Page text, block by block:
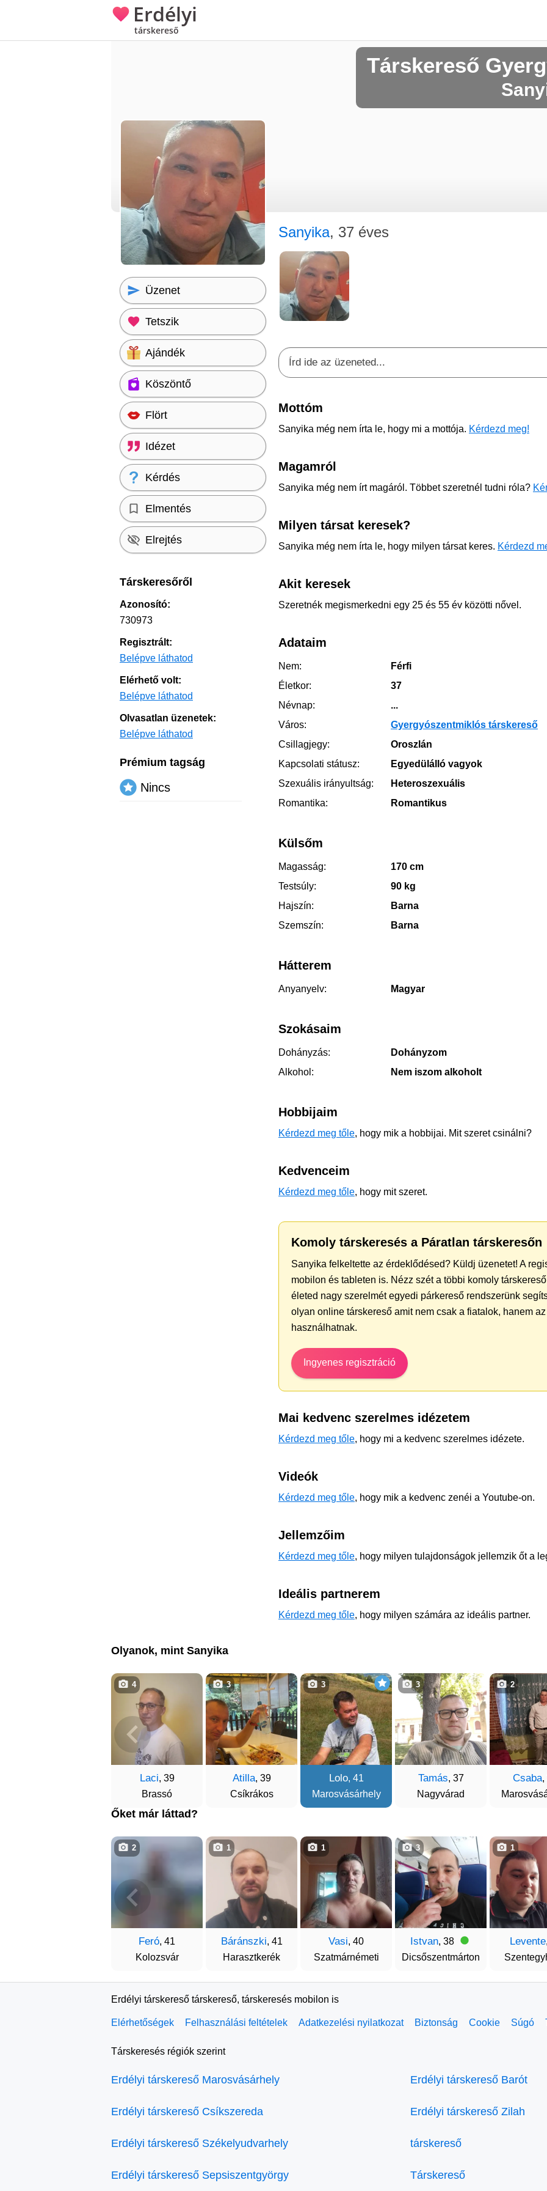
Erdélyi
társkereső
Társkereső
Sanyika, 37 éves
Mottóm
Sanyika még nem írta le, hogy mi a mottója. Kérdezd meg!
Magamról
Sanyika még nem írt magáról. Többet szeretnél tudni róla?
Milyen társat keresek?
Sanyika még nem írta le, hogy milyen társat keres. Kérdezd
Akit keresek
Szeretnék megismerkedni egy 25 és 55 év közötti nővel.
Adataim
Nem:
Férfi
Életkor:
37
Névnap:
...
Város:
Gyergyószentmiklós társkereső
Csillagjegy:
Oroszlán
Kapcsolati státusz:
Egyedülálló vagyok
Szexuális irányultság:
Heteroszexuális
Romantika:
Romantikus
Külsőm
Magasság:
170 cm
Testsúly:
90 kg
Hajszín:
Barna
Szemszín:
Barna
Hátterem
Anyanyelv: Magyar
Szokásaim
Dohányzás:
Dohányzom
Alkohol:
Nem iszom alkoholt
Hobbijaim
Kérdezd meg tőle, hogy mik a hobbijai. Mit szeret csinálni?
Kedvenceim
Kérdezd meg tőle, hogy mit szeret.
Komoly társkeresés a Páratlan társkeresőn
Sanyika felkeltette az érdeklődésed? Küldj üzenetet! A
mobilon és tableten is. Nézz szét a többi komoly
életed nagy szerelmét egyedi párkereső rendszerünk
olyan online társkereső amit nem csak a fiatalok, hanem
használhatnak.
Ingyenes regisztráció
Mai kedvenc szerelmes idézetem
Kérdezd meg tőle, hogy mi a kedvenc szerelmes idézete.
Videók
Kérdezd meg tőle, hogy mik a kedvenc zenéi a Youtube-on.
Jellemzőim
Kérdezd meg tőle, hogy milyen tulajdonságok jellemzik őt a
Ideális partnerem
Kérdezd meg tőle, hogy milyen számára az ideális partner.
Üzenet
Tetszik
Ajándék
Köszöntő
Flört
Idézet
Kérdés
Elmentés
Elrejtés
Társkeresőről
Azonosító:
730973
Regisztrált:
Belépve láthatod
Elérhető volt:
Belépve láthatod
Olvasatlan üzenetek:
Belépve láthatod
Prémium tagság
Nincs
Olyanok, mint Sanyika
Laci, 39
Brassó
4
Atilla, 39
Csíkrákos
3
Lolo, 41
Marosvásárhely
3
Tamás, 37
Nagyvárad
3
Csaba,
2
Őket már láttad?
Feró, 41
Kolozsvár
2
Báránszki, 41
Harasztkerék
1
Vasi, 40
Szatmárnémeti
1
Istvan, 38
Dicsőszentmárton
3
Levente
1
Erdélyi társkereső társkereső, társkeresés mobilon is
Elérhetőségek Felhasználási feltételek Adatkezelési nyilatkozat Biztonság Cookie Súgó
Társkeresés régiók szerint
Erdélyi társkereső Marosvásárhely
Erdélyi társkereső Csíkszereda
Erdélyi társkereső Székelyudvarhely
Erdélyi társkereső Sepsiszentgyörgy
Erdélyi társkereső Barót
Erdélyi társkereső Zilah
társkereső
Társkereső